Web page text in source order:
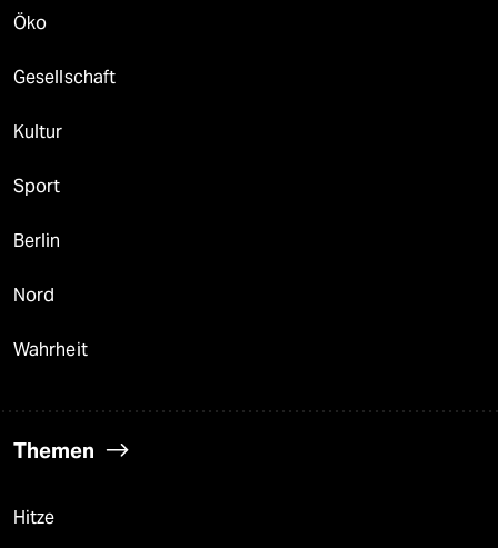
Öko
Gesellschaft
Kultur
Sport
Berlin
Nord
Wahrheit
Themen
Hitze